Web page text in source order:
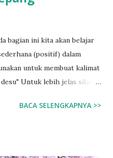
bagian ini kita akan belajar
(positif) dalam
untuk membuat kalimat
Untuk lebih jelas silakan
わたしは＿＿です。
BACA SELENGKAPNYA >>